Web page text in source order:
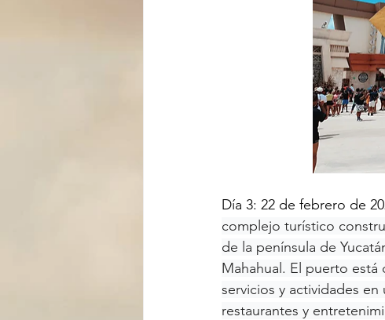
Día 3: 22 de febrero de
complejo turístico
de la península de
Mahahual. El puerto
servicios y actividades
restaurantes y